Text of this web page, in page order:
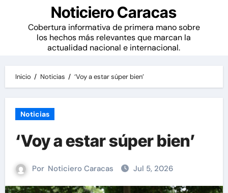
Noticiero Caracas
Cobertura informativa de primera mano sobre
los hechos más relevantes que marcan la
actualidad nacional e internacional.
Inicio Noticias ‘Voy a estar súper bien’
Noticias
‘Voy a estar súper bien’
Por Noticiero Caracas Jul 5, 2026